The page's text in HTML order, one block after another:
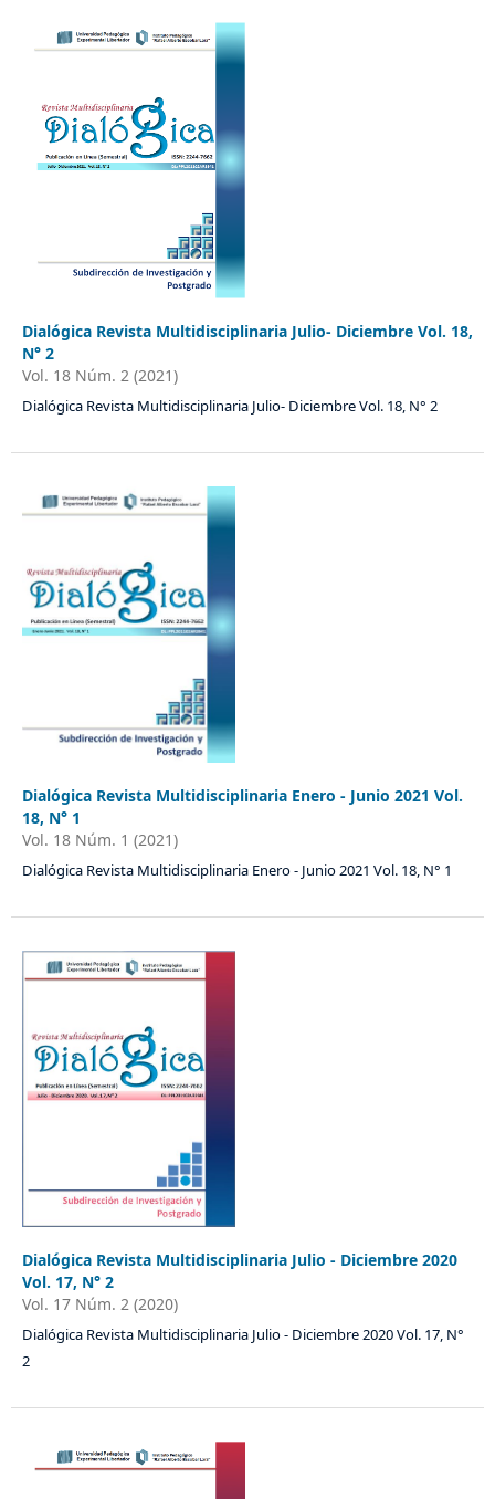
Dialógica Revista Multidisciplinaria Julio- Diciembre Vol. 18,
N° 2
Vol. 18 Núm. 2 (2021)
Dialógica Revista Multidisciplinaria Julio- Diciembre Vol. 18, N° 2
Dialógica Revista Multidisciplinaria Enero - Junio 2021 Vol.
18, N° 1
Vol. 18 Núm. 1 (2021)
Dialógica Revista Multidisciplinaria Enero - Junio 2021 Vol. 18, N° 1
Dialógica Revista Multidisciplinaria Julio - Diciembre 2020
Vol. 17, N° 2
Vol. 17 Núm. 2 (2020)
Dialógica Revista Multidisciplinaria Julio - Diciembre 2020 Vol. 17, N°
2